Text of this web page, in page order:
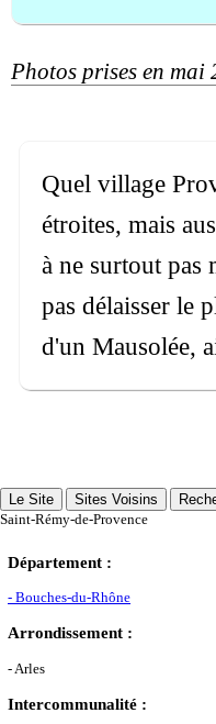
Photos prises en mai
Quel village
étroites, mais
à ne surtout pas
pas délaisser le
d'un Mausolée,
Le Site Sites Voisins
Saint-Rémy-de-Provence
Département :
- Bouches-du-Rhône
Arrondissement :
- Arles
Intercommunalité :